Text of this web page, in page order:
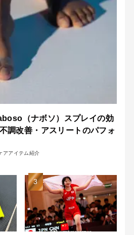
（ナボソ）スプレイの効
調改善・アスリートのパフォ
アアイテム紹介